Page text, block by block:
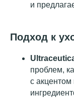
и
Подход к
проблем,
с акцентом